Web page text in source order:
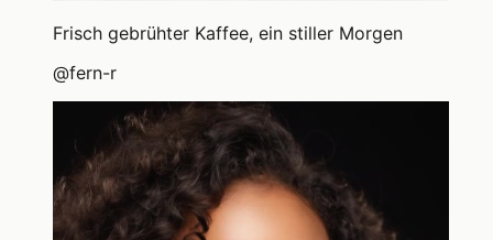
Frisch gebrühter Kaffee, ein stiller Morgen
@fern-r